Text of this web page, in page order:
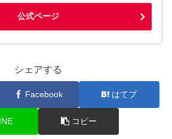
公式ページ
シェアする
Facebook はてブ
コピー